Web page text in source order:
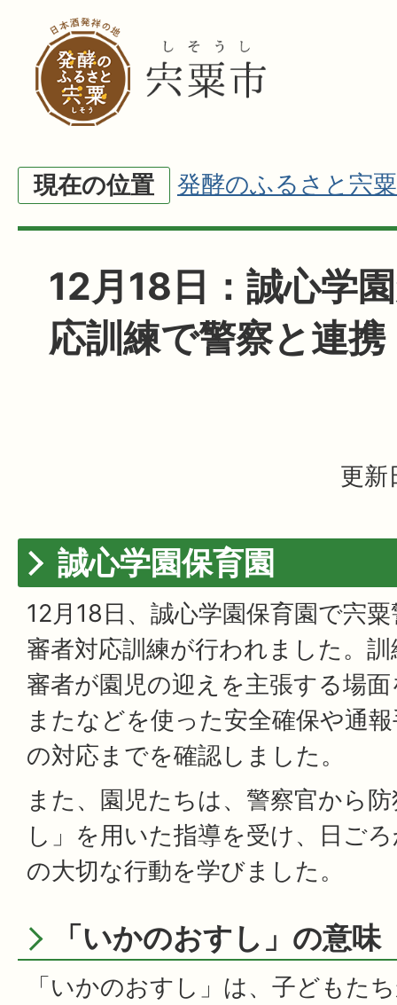
現在の位置 発酵のふるさと宍粟
12月18日：誠心学
応訓練で警察と連携
更新
誠心学園保育園
12月18日、誠心学園保育園で宍
審者対応訓練が行われました。
審者が園児の迎えを主張する場
またなどを使った安全確保や通
の対応までを確認しました。
また、園児たちは、警察官から
し」を用いた指導を受け、日ご
の大切な行動を学びました。
「いかのおすし」の意味
「いかのおすし」は、子どもた